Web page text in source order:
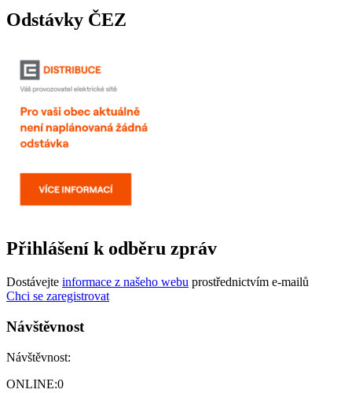
Odstávky ČEZ
Přihlášení k odběru zpráv
Dostávejte informace z našeho webu prostřednictvím e-mailů
Chci se zaregistrovat
Návštěvnost
Návštěvnost:
ONLINE:0